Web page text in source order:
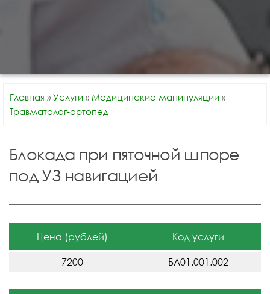
Главная » Услуги » Медицинские манипуляции »
Травматолог-ортопед
Блокада при пяточной шпоре
под УЗ навигацией
Цена (рублей) Код услуги
7200 БЛ01.001.002